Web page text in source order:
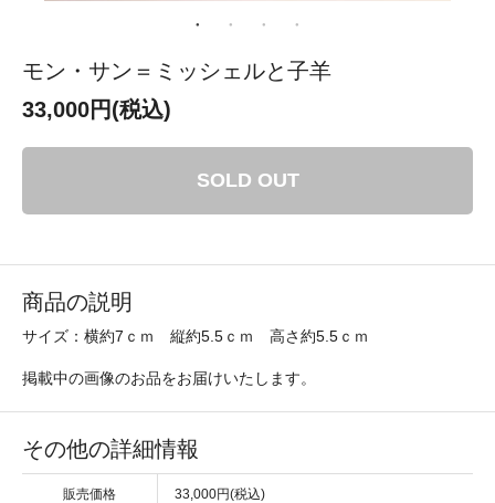
モン・サン＝ミッシェルと子羊
33,000円(税込)
SOLD OUT
商品の説明
サイズ：横約7ｃｍ 縦約5.5ｃｍ 高さ約5.5ｃｍ
掲載中の画像のお品をお届けいたします。
その他の詳細情報
販売価格 33,000円(税込)